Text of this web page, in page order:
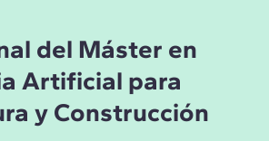
del Máster en
Artificial para
y Construcción